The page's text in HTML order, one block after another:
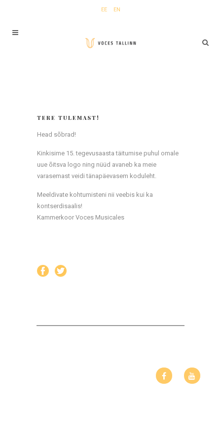
EE EN
TERE TULEMAST!
Head sõbrad!
Kinkisime 15. tegevusaasta täitumise puhul omale
uue õitsva logo ning nüüd avaneb ka meie
varasemast veidi tänapäevasem koduleht.
Meeldivate kohtumisteni nii veebis kui ka
kontserdisaalis!
Kammerkoor Voces Musicales